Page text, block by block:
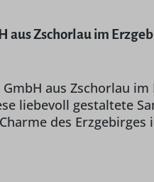
Zschorlau im
aus Zschorlau im
liebevoll gestaltete
des Erzgebirges